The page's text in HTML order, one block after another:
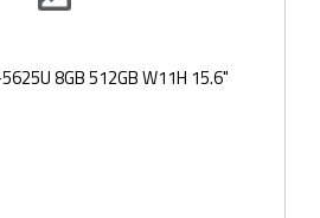
8GB 512GB W11H 15.6"